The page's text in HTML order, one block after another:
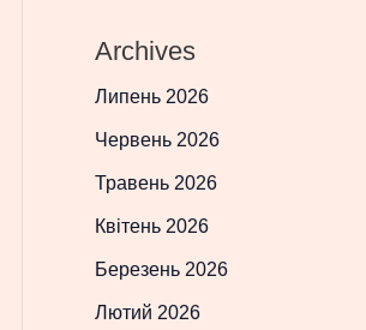
Archives
Липень 2026
Червень 2026
Травень 2026
Квітень 2026
Березень 2026
Лютий 2026